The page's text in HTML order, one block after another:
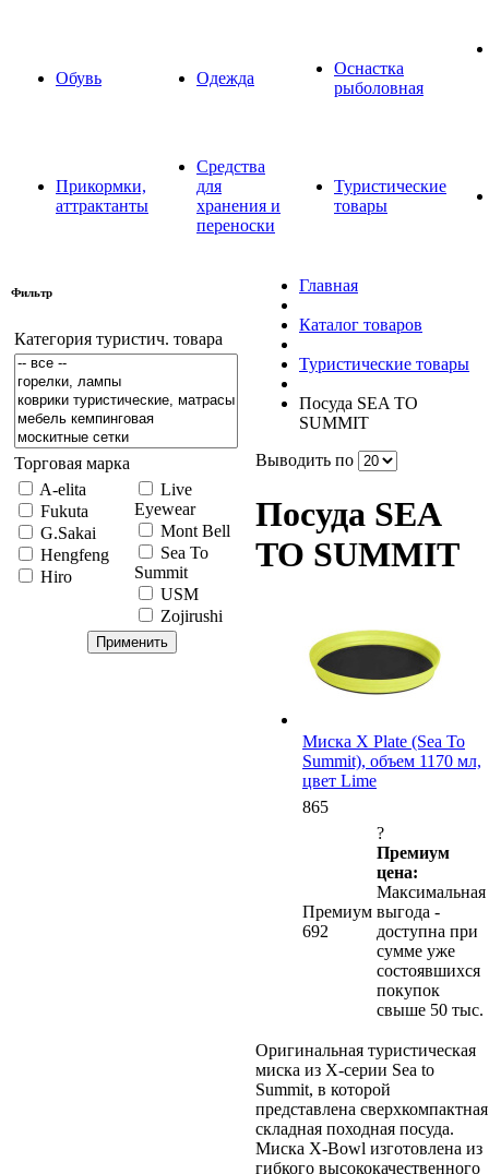
Обувь Одежда
Оснастка
рыболовная
Прикормки,
аттрактанты
Средства
для
хранения и
переноски
Туристические
товары
Фильтр
Категория туристич. товара
Торговая марка
A-elita
Fukuta
G.Sakai
Hengfeng
Hiro
Live
Eyewear
Mont Bell
Sea To
Summit
USM
Zojirushi
Главная
Каталог товаров
Туристические товары
Посуда SEA TO
SUMMIT
Выводить по
Посуда SEA
TO SUMMIT
Миска X Plate (Sea To
Summit), объем 1170 мл,
цвет Lime
865
Премиум
692
?
Премиум
цена:
Максимальная
выгода -
доступна при
сумме уже
состоявшихся
покупок
свыше 50 тыс.
Оригинальная туристическая
миска из X-серии Sea to
Summit, в которой
представлена сверхкомпактная
складная походная посуда.
Миска X-Bowl изготовлена из
гибкого высококачественного